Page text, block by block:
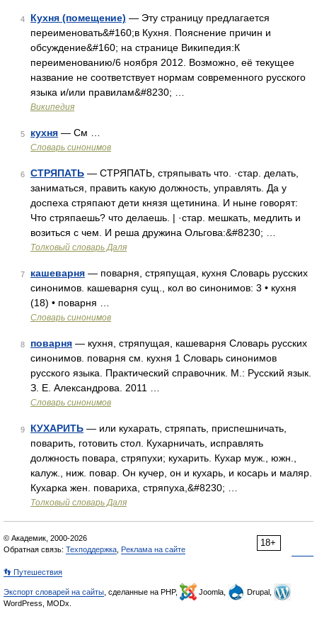
4 Кухня (помещение) — Эту страницу предлагается
переименовать&#160;в Кухня. Пояснение причин и
обсуждение&#160; на странице Википедия:К
переименованию/6 ноября 2012. Возможно, её текущее
название не соответствует нормам современного русского
языка и/или правилам&#8230; …
Википедия
5 кухня — См …
Словарь синонимов
6 СТРЯПАТЬ — СТРЯПАТЬ, стряпывать что. ·стар. делать,
заниматься, править какую должность, управлять. Да у
доспеха стряпают дети князя щетинина. И ныне говорят:
Что стряпаешь? что делаешь. | ·стар. мешкать, медлить и
возиться с чем. И реша дружина Ольгова:&#8230; …
Толковый словарь Даля
7 кашеварня — поварня, стряпущая, кухня Словарь русских
синонимов. кашеварня сущ., кол во синонимов: 3 • кухня
(18) • поварня …
Словарь синонимов
8 поварня — кухня, стряпущая, кашеварня Словарь русских
синонимов. поварня см. кухня 1 Словарь синонимов
русского языка. Практический справочник. М.: Русский язык.
З. Е. Александрова. 2011 …
Словарь синонимов
9 КУХАРИТЬ — или кухарать, стряпать, приспешничать,
поварить, готовить стол. Кухарничать, исправлять
должность повара, стряпухи; кухарить. Кухар муж., южн.,
калуж., ниж. повар. Он кучер, он и кухарь, и косарь и маляр.
Кухарка жен. повариха, стряпуха,&#8230; …
Толковый словарь Даля
18+
© Академик, 2000-2026
Обратная связь: Техподдержка Реклама на сайте
👣 Путешествия
Экспорт словарей на сайты , сделанные на PHP, Joomla,
Drupal,
WordPress, MODx.